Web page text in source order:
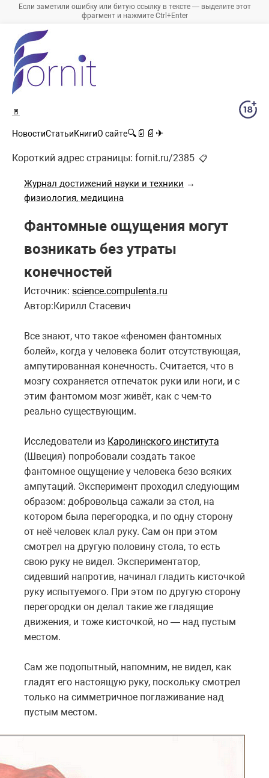
Если заметили ошибку или битую ссылку в тексте — выделите этот
фрагмент и нажмите Ctrl+Enter
🚪
НовостиСтатьиКнигиО сайте🔍 📄 📄 ✈
Короткий адрес страницы: fornit.ru/2385 📋
Журнал достижений науки и техники →
физиология, медицина
Фантомные ощущения могут
возникать без утраты
конечностей
Источник: science.compulenta.ru
Автор:Кирилл Стасевич
Все знают, что такое «феномен фантомных
болей», когда у человека болит отсутствующая,
ампутированная конечность. Считается, что в
мозгу сохраняется отпечаток руки или ноги, и с
этим фантомом мозг живёт, как с чем-то
реально существующим.
Исследователи из Каролинского института
(Швеция) попробовали создать такое
фантомное ощущение у человека безо всяких
ампутаций. Эксперимент проходил следующим
образом: добровольца сажали за стол, на
котором была перегородка, и по одну сторону
от неё человек клал руку. Сам он при этом
смотрел на другую половину стола, то есть
свою руку не видел. Экспериментатор,
сидевший напротив, начинал гладить кисточкой
руку испытуемого. При этом по другую сторону
перегородки он делал такие же гладящие
движения, и тоже кисточкой, но — над пустым
местом.
Сам же подопытный, напомним, не видел, как
гладят его настоящую руку, поскольку смотрел
только на симметричное поглаживание над
пустым местом.